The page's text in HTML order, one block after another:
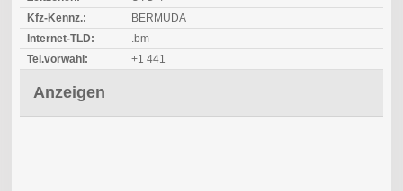
Kfz-Kennz.:
BERMUDA
Internet-TLD:
.bm
Tel.vorwahl:
+1 441
Anzeigen